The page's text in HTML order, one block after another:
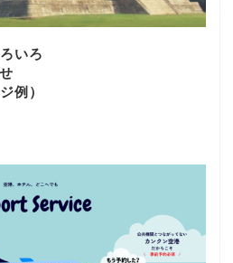
いろ
例）